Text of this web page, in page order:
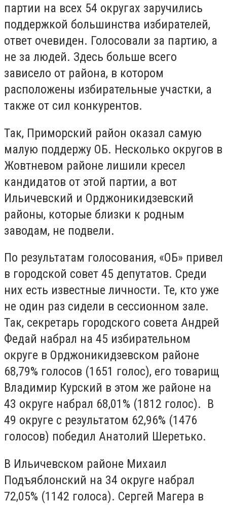
партии на всех 54 округах заручились
поддержкой большинства избирателей,
ответ очевиден. Голосовали за партию, а
не за людей. Здесь больше всего
зависело от района, в котором
расположены избирательные участки, а
также от сил конкурентов.
Так, Приморский район оказал самую
малую поддержу ОБ. Несколько округов в
Жовтневом районе лишили кресел
кандидатов от этой партии, а вот
Ильичевский и Орджоникидзевский
районы, которые близки к родным
заводам, не подвели.
По результатам голосования, «ОБ» привел
в городской совет 45 депутатов. Среди
них есть известные личности. Те, кто уже
не один раз сидели в сессионном зале.
Так, секретарь городского совета Андрей
Федай набрал на 45 избирательном
округе в Орджоникидзевском районе
68,79% голосов (1651 голос), его товарищ
Владимир Курский в этом же районе на
43 округе набрал 68,01% (1812 голос). В
49 округе с результатом 62,96% (1476
голосов) победил Анатолий Шеретько.
В Ильичевском районе Михаил
Подъяблонский на 34 округе набрал
72,05% (1142 голоса). Сергей Магера в